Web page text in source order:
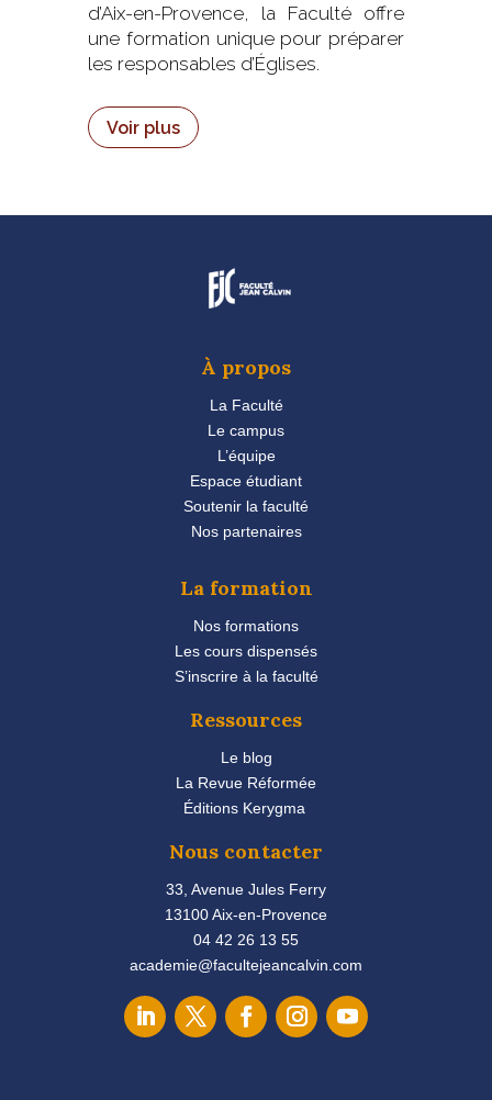
d’Aix-en-Provence, la Faculté offre
une formation unique pour préparer
les responsables d’Églises.
Voir plus
À propos
La Faculté
Le campus
L’équipe
Espace étudiant
Soutenir la faculté
Nos partenaires
La formation
Nos formations
Les cours dispensés
S’inscrire à la faculté
Ressources
Le blog
La Revue Réformée
Éditions Kerygma
Nous contacter
33, Avenue Jules Ferry
13100 Aix-en-Provence
04 42 26 13 55
academie@facultejeancalvin.com